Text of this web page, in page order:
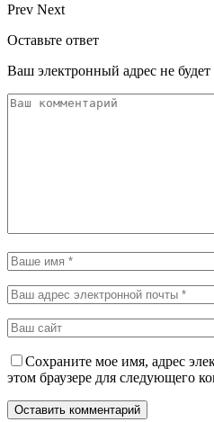
Prev Next
Оставьте ответ
Ваш электронный адрес не
Сохраните мое имя, адрес
этом браузере для следующего